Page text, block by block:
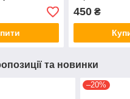
450₴
та новинки
–20%